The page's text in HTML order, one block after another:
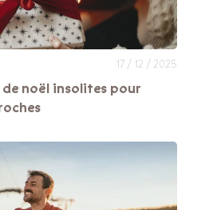
17 / 12 / 2025
de noël insolites pour